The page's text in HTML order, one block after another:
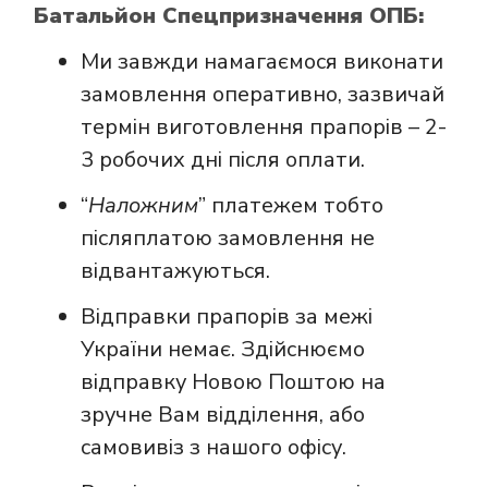
Батальйон Спецпризначення ОПБ:
Ми завжди намагаємося виконати
замовлення оперативно, зазвичай
термін виготовлення прапорів – 2-
3 робочих дні після оплати.
“Наложним” платежем тобто
післяплатою замовлення не
відвантажуються.
Відправки прапорів за межі
України немає. Здійснюємо
відправку Новою Поштою на
зручне Вам відділення, або
самовивіз з нашого офісу.